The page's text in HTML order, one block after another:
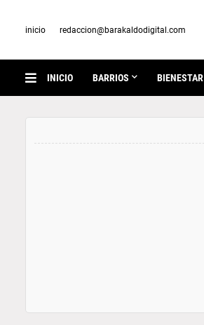
inicio redaccion@barakaldodigital.com
INICIO BARRIOS BIENESTAR